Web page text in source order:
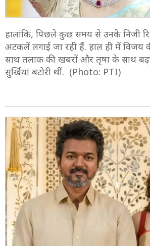
हालांकि, पिछले कुछ समय से उनके निजी
अटकलें लगाई जा रही हैं. हाल ही में विजय
साथ तलाक की खबरों और तृषा के साथ
सुर्खियां बटोरी थीं. (Photo: PTI)